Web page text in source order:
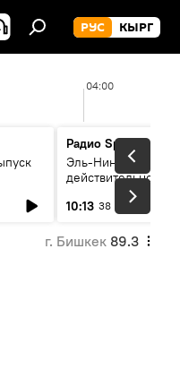
РУС КЫРГ
04:00
Радио Sputnik
Эль-Ниньо, жара и
действительно
погоду в
10:13 38 мин
г. Бишкек 89.3